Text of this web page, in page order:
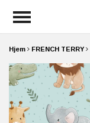
Hjem FRENCH TERRY